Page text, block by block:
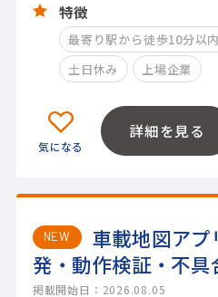
特徴
最寄り駅から徒歩10分以内
土日休み
上場企業
詳細を見る
NEW
車載地図アプ
発・動作検証・不具
掲載開始日：2026.08.05